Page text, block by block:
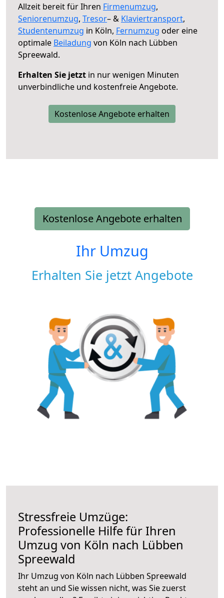
Allzeit bereit für Ihren Firmenumzug,
Seniorenumzug, Tresor– & Klaviertransport,
Studentenumzug in Köln, Fernumzug oder eine
optimale Beiladung von Köln nach Lübben
Spreewald.
Erhalten Sie jetzt in nur wenigen Minuten
unverbindliche und kostenfreie Angebote.
Kostenlose Angebote erhalten
Kostenlose Angebote erhalten
Ihr Umzug
Erhalten Sie jetzt Angebote
Stressfreie Umzüge:
Professionelle Hilfe für Ihren
Umzug von Köln nach Lübben
Spreewald
Ihr Umzug von Köln nach Lübben Spreewald
steht an und Sie wissen nicht, was Sie zuerst